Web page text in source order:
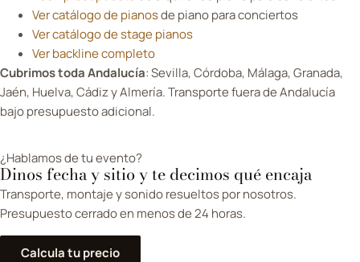
Ver catálogo de pianosde piano para conciertos
Ver catálogo de stage pianos
Ver backline completo
Cubrimos toda Andalucía: Sevilla, Córdoba, Málaga, Granada,
Jaén, Huelva, Cádiz y Almería. Transporte fuera de Andalucía
bajo presupuesto adicional.
¿Hablamos de tu evento?
Dinos fecha y sitio y te decimos qué encaja
Transporte, montaje y sonido resueltos por nosotros.
Presupuesto cerrado en menos de 24 horas.
Calcula tu precio